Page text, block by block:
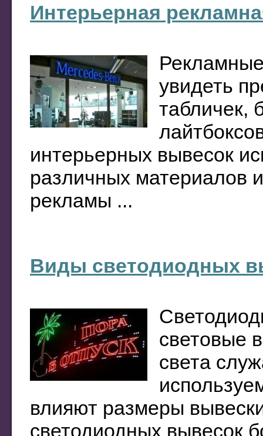
Интерьерная
увидеть
табличек,
интерьерных вывесок
различных материалов
рекламы ...
Виды светодиодных
световые
света
влияют размеры
светодиодных вывесок